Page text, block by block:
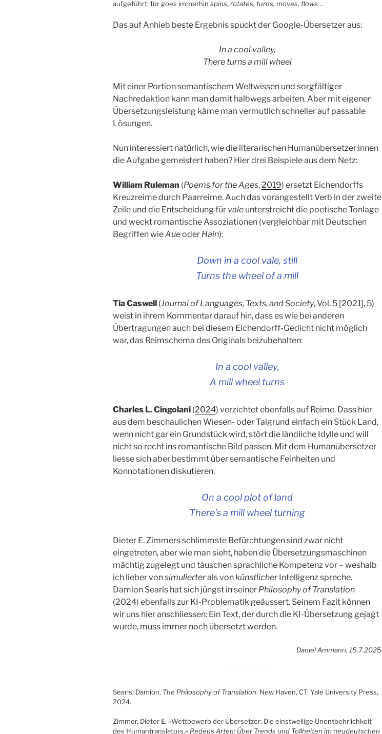
aufgeführt; fürgoes immerhin spins, rotates, turns, moves, flows …
Das auf Anhieb beste Ergebnis spuckt der Google-Übersetzer aus:
In a cool valley,
There turns a mill wheel
Mit einer Portion semantischem Weltwissen und sorgfältiger
Nachredaktion kann man damit halbwegs arbeiten. Aber mit eigener
Übersetzungsleistung käme man vermutlich schneller auf passable
Lösungen.
Nun interessiert natürlich, wie die literarischen Humanübersetzer:innen
die Aufgabe gemeistert haben? Hier drei Beispiele aus dem Netz:
William Ruleman (Poems for the Ages,2019) ersetzt Eichendorffs
Kreuzreime durch Paarreime. Auch das vorangestellt Verb in der zweite
Zeile und die Entscheidung für vale unterstreicht die poetische Tonlage
und weckt romantische Assoziationen (vergleichbar mit Deutschen
Begriffen wieAueoder Hain):
Down in a cool vale, still
Turns the wheel of a mill
Tia Caswell (Journal of Languages, Texts, and Society, Vol. 5 [2021], 5)
weist in ihrem Kommentar darauf hin, dass es wie bei anderen
Übertragungen auch bei diesem Eichendorff-Gedicht nicht möglich
war, das Reimschema des Originals beizubehalten:
In a cool valley,
A mill wheel turns
Charles L. Cingolani (2024) verzichtet ebenfalls auf Reime. Dass hier
aus dem beschaulichen Wiesen- oder Talgrund einfach ein Stück Land,
wenn nicht gar ein Grundstück wird, stört die ländliche Idylle und will
nicht so recht ins romantische Bild passen. Mit dem Humanübersetzer
liesse sich aber bestimmt über semantische Feinheiten und
Konnotationen diskutieren.
On a cool plot of land
There’s a mill wheel turning
Dieter E. Zimmers schlimmste Befürchtungen sind zwar nicht
eingetreten, aber wie man sieht, haben die Übersetzungsmaschinen
mächtig zugelegt und täuschen sprachliche Kompetenz vor – weshalb
ich lieber vonsimulierterals vonkünstlicherIntelligenz spreche.
Damion Searls hat sich jüngst in seiner Philosophy of Translation
(2024) ebenfalls zur KI-Problematik geäussert. Seinem Fazit können
wir uns hier anschliessen: Ein Text, der durch die KI-Übersetzung gejagt
wurde, muss immer noch übersetzt werden.
Daniel Ammann, 15.7.2025
Searls, Damion. The Philosophy of Translation. New Haven, CT: Yale University Press,
2024.
Zimmer, Dieter E. «Wettbewerb der Übersetzer: Die einstweilige Unentbehrlichkeit
des Humantranslators.»Redens Arten: Über Trends und Tollheiten im neudeutschen